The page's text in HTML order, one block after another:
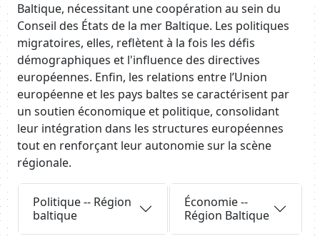
Baltique, nécessitant une coopération au sein du
Conseil des États de la mer Baltique. Les politiques
migratoires, elles, reflètent à la fois les défis
démographiques et l'influence des directives
européennes. Enfin, les relations entre l’Union
européenne et les pays baltes se caractérisent par
un soutien économique et politique, consolidant
leur intégration dans les structures européennes
tout en renforçant leur autonomie sur la scène
régionale.
Body
Politique -- Région
baltique
Requête
Économie --
Région Baltique